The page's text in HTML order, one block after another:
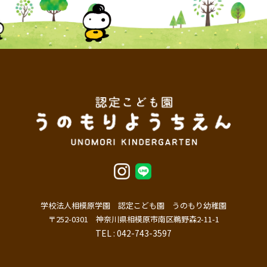
学校法人相模原学園 認定こども園 うのもり幼稚園
〒252-0301 神奈川県相模原市南区鵜野森2-11-1
TEL : 042-743-3597